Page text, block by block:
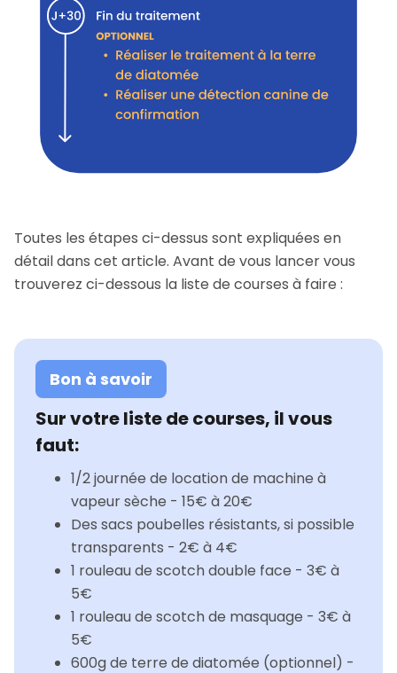
Toutes les étapes ci-dessus sont expliquées en
détail dans cet article. Avant de vous lancer vous
trouverez ci-dessous la liste de courses à faire :
Bon à savoir
Sur votre liste de courses, il vous
faut:
1/2 journée de location de machine à
vapeur sèche - 15€ à 20€
Des sacs poubelles résistants, si possible
transparents - 2€ à 4€
1 rouleau de scotch double face - 3€ à
5€
1 rouleau de scotch de masquage - 3€ à
5€
600g de terre de diatomée (optionnel) -